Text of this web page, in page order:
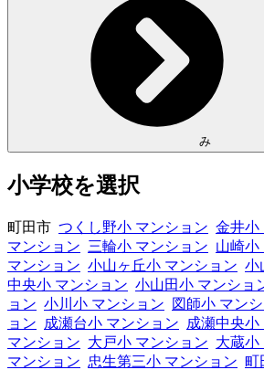
み
小学校を選択
町田市 つくし野小 マンション 金井小
マンション 三輪小 マンション 山崎小
マンション 小山ヶ丘小 マンション 小
中央小 マンション 小山田小 マンショ
ョン 小川小 マンション 図師小 マン
ョン
成瀬台小 マンション 成瀬中央小
マンション 大戸小 マンション 大蔵小
マンション 忠生第三小 マンション 町